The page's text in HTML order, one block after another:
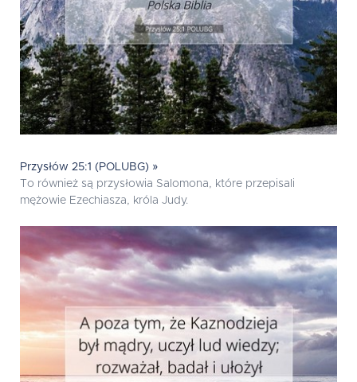
Przysłów 25:1 (POLUBG) »
To również są przysłowia Salomona, które przepisali
mężowie Ezechiasza, króla Judy.